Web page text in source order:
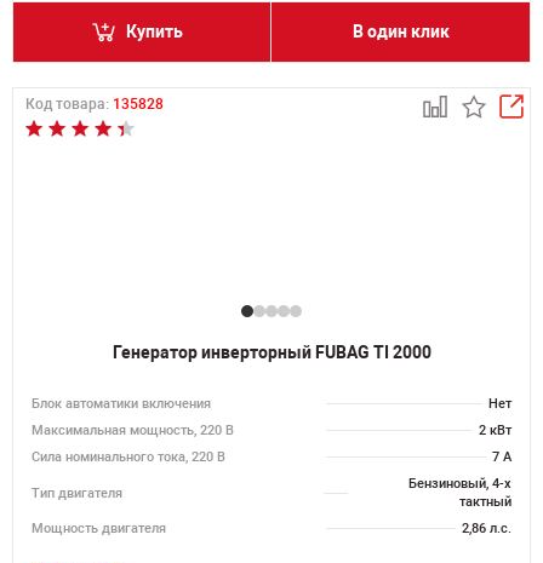
Купить В один клик
Код товара: 135828
Генератор инверторный FUBAG TI 2000
Блок автоматики включения
Нет
Максимальная мощность, 220 В
2 кВт
Сила номинального тока, 220 В
7 А
Тип двигателя
Бензиновый, 4-х
тактный
Мощность двигателя
2,86 л.с.